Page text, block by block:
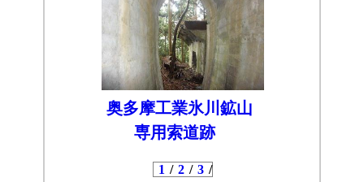
奥多摩工業氷川鉱山
専用索道跡
1 / 2 / 3 /